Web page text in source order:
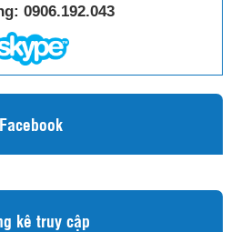
0906.192.043
Facebook
kê truy cập